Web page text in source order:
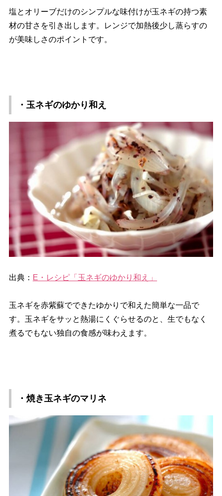
塩とオリーブだけのシンプルな味付けが玉ネギの持つ素
材の甘さを引き出します。レンジで加熱後少し蒸らすの
が美味しさのポイントです。
・玉ネギのゆかり和え
出典： E・レシピ「玉ネギのゆかり和え」
玉ネギを赤紫蘇でできたゆかりで和えた簡単な一品で
す。玉ネギをサッと熱湯にくぐらせるのと、生でもなく
煮るでもない独自の食感が味わえます。
・焼き玉ネギのマリネ